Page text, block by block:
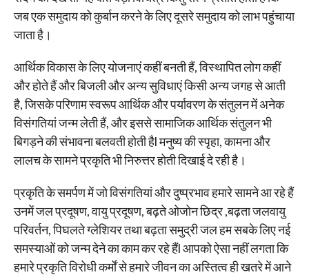
जब एक समुदाय को कुर्बान करने के लिए दूसरे समुदाय को लाभ पहुंचाया
जाता है।
आर्थिक विकास के लिए योजनाएं कहीं बनती हैं, विस्थापित लोग कहीं
और होते हैं और बिजली और अन्य सुविधाएं किसी अन्य जगह से आती
है, जिसके परिणाम स्वरूप आर्थिक और पर्यावरण के संतुलन में अनेक
विसंगतियां जन्म लेती हैं, और इससे सामाजिक आर्थिक संतुलन भी
बिगड़ने की संभावना बलवती होती हैl मनुष्य की स्पृहा, कामना और
लालच के सामने प्रकृति भी निरुत्तर होती दिखाई दे रही है।
प्रकृति के समर्पण में जो विसंगतियां और दुष्प्रभाव हमारे सामने आ रहे हैं
उनमें जल प्रदूषण, वायु प्रदूषण, बढ़ते ओजोन छिद्र ,बढ़ता जलवायु
परिवर्तन, पिघलते ग्लेशियर तथा बढ़ता समुद्री जल हम सबके लिए नई
समस्याओं को जन्म देने का काम कर रहे हैंl आपको ऐसा नहीं लगता कि
हमारे प्रकृति विरोधी कर्मों से हमारे जीवन का अस्तित्व ही खतरे में आने